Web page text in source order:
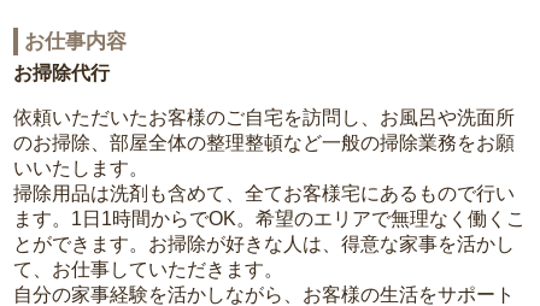
お仕事内容
お掃除代行
依頼いただいたお客様のご自宅を訪問し、お風呂や洗面所
のお掃除、部屋全体の整理整頓など一般の掃除業務をお願
いいたします。
掃除用品は洗剤も含めて、全てお客様宅にあるもので行い
ます。1日1時間からでOK。希望のエリアで無理なく働くこ
とができます。お掃除が好きな人は、得意な家事を活かし
て、お仕事していただきます。
自分の家事経験を活かしながら、お客様の生活をサポート